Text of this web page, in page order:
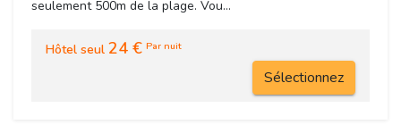
seulement 500m de la plage. Vou...
Hôtel seul 24 € Par nuit
Sélectionnez